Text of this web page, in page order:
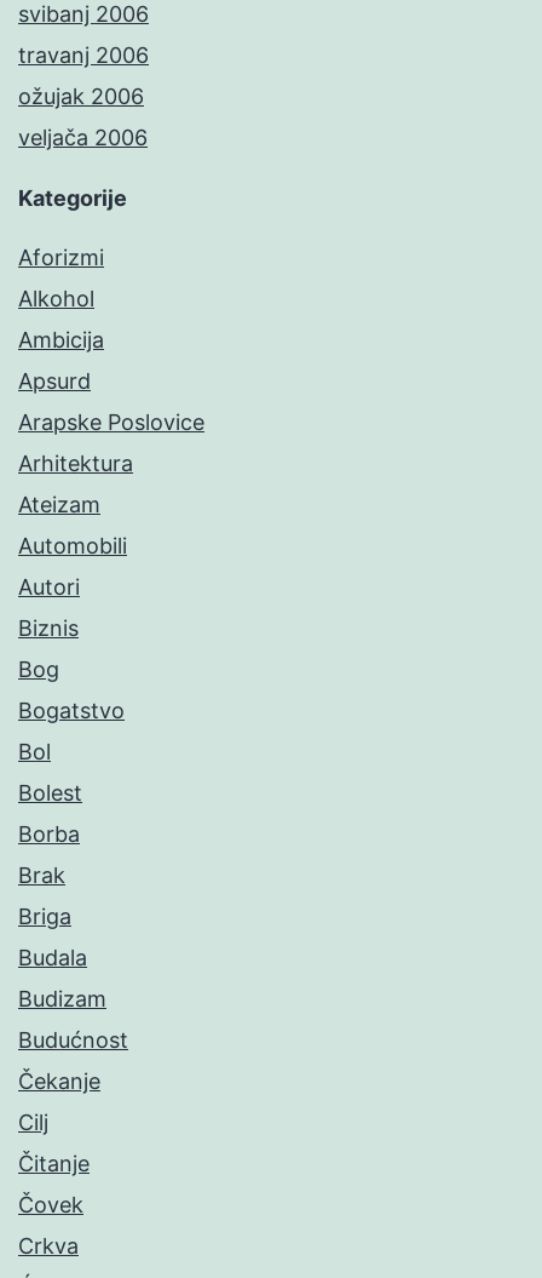
svibanj 2006
travanj 2006
ožujak 2006
veljača 2006
Kategorije
Aforizmi
Alkohol
Ambicija
Apsurd
Arapske Poslovice
Arhitektura
Ateizam
Automobili
Autori
Biznis
Bog
Bogatstvo
Bol
Bolest
Borba
Brak
Briga
Budala
Budizam
Budućnost
Čekanje
Cilj
Čitanje
Čovek
Crkva